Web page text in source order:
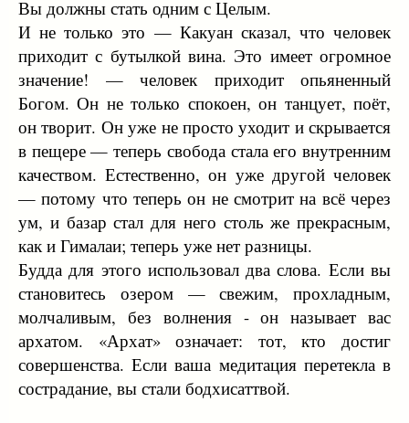
Вы должны стать одним с Целым.
И не только это — Какуан сказал, что человек
приходит с бутылкой вина. Это имеет огромное
значение! — человек приходит опьяненный
Богом. Он не только спокоен, он танцует, поёт,
он творит. Он уже не просто уходит и скрывается
в пещере — теперь свобода стала его внутренним
качеством. Естественно, он уже другой человек
— потому что теперь он не смотрит на всё через
ум, и базар стал для него столь же прекрасным,
как и Гималаи; теперь уже нет разницы.
Будда для этого использовал два слова. Если вы
становитесь озером — свежим, прохладным,
молчаливым, без волнения - он называет вас
архатом. «Архат» означает: тот, кто достиг
совершенства. Если ваша медитация перетекла в
сострадание, вы стали бодхисаттвой.